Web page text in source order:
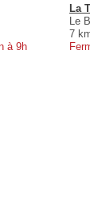
à 9h
La
Le
7